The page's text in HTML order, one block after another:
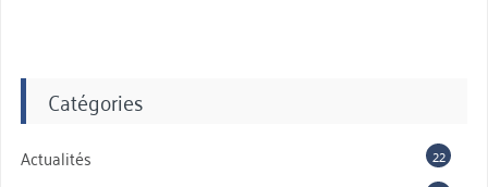
Catégories
Actualités 22